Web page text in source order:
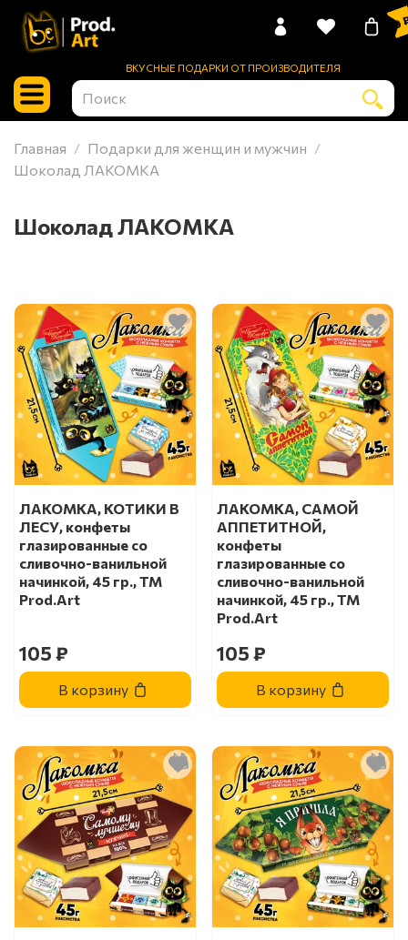
ВКУСНЫЕ ПОДАРКИ ОТ ПРОИЗВОДИТЕЛЯ
0
Главная
Подарки для женщин и мужчин
Шоколад ЛАКОМКА
Шоколад ЛАКОМКА
ЛАКОМКА, КОТИКИ В
ЛЕСУ, конфеты
глазированные со
сливочно-ванильной
начинкой, 45 гр., TM
Prod.Art
105 ₽
В корзину
ЛАКОМКА, САМОЙ
АППЕТИТНОЙ,
конфеты
глазированные со
сливочно-ванильной
начинкой, 45 гр., TM
Prod.Art
105 ₽
В корзину